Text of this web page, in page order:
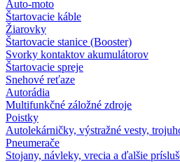
Auto-moto
Štartovacie káble
Žiarovky
Štartovacie stanice (Booster)
Svorky kontaktov akumulátorov
Štartovacie spreje
Snehové reťaze
Autorádia
Multifunkčné záložné zdroje
Poistky
Autolekárničky, výstražné vesty,
Pneumerače
Stojany, návleky, vrecia a ďalšie